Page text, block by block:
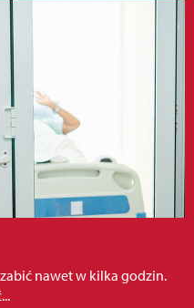
nawet w kilka godzin.